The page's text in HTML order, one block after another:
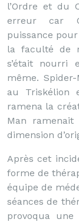
l’Ordre et du
erreur car
puissance
la faculté de
s’était nourri
même.
au Triskélion
ramena la
Man
dimension
Après cet
forme de
équipe de
séances de
provoqua une